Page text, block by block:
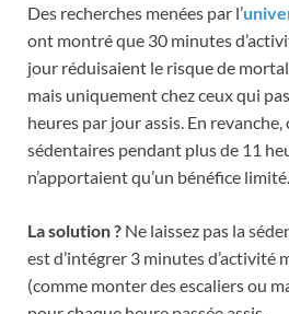
Des recherches menées par l’
ont montré que 30 minutes
jour réduisaient le risque de
mais uniquement chez ceux qui
heures par jour assis. En revanche,
sédentaires pendant plus de 11
n’apportaient qu’un bénéfice limité.
La solution ? Ne laissez pas la
est d’intégrer 3 minutes d’activité
(comme monter des escaliers ou